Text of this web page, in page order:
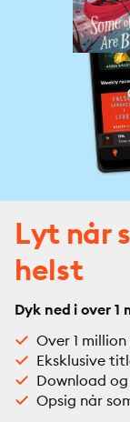
Lyt når
helst
Dyk ned i over 1
Over 1
Eksklusive
Download
Opsig når